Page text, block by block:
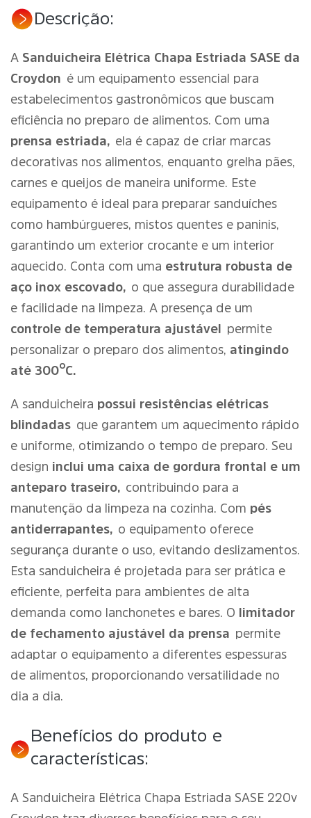
Descrição:
A Sanduicheira Elétrica Chapa Estriada SASE da
Croydon é um equipamento essencial para
estabelecimentos gastronômicos que buscam
eficiência no preparo de alimentos. Com uma
prensa estriada, ela é capaz de criar marcas
decorativas nos alimentos, enquanto grelha pães,
carnes e queijos de maneira uniforme. Este
equipamento é ideal para preparar sanduíches
como hambúrgueres, mistos quentes e paninis,
garantindo um exterior crocante e um interior
aquecido. Conta com uma estrutura robusta de
aço inox escovado, o que assegura durabilidade
e facilidade na limpeza. A presença de um
controle de temperatura ajustável
permite
personalizar o preparo dos alimentos, atingindo
até 300ºC.
A sanduicheira possui resistências elétricas
blindadas que garantem um aquecimento rápido
e uniforme, otimizando o tempo de preparo. Seu
design inclui uma caixa de gordura frontal e um
anteparo traseiro, contribuindo para a
manutenção da limpeza na cozinha. Com pés
antiderrapantes, o equipamento oferece
segurança durante o uso, evitando deslizamentos.
Esta sanduicheira é projetada para ser prática e
eficiente, perfeita para ambientes de alta
demanda como lanchonetes e bares. O
limitador
de fechamento ajustável da prensa permite
adaptar o equipamento a diferentes espessuras
de alimentos, proporcionando versatilidade no
dia a dia.
Benefícios do produto e
características:
A Sanduicheira Elétrica Chapa Estriada SASE 220v